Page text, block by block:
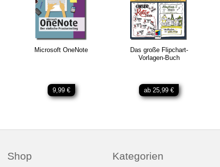
Microsoft OneNote
9,99 €
Das große Flipchart-
Vorlagen-Buch
ab 25,99 €
Shop Kategorien